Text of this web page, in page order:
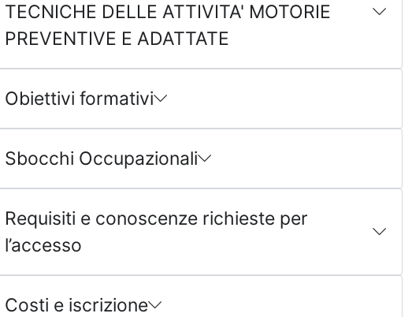
TECNICHE DELLE ATTIVITA' MOTORIE
PREVENTIVE E ADATTATE
Obiettivi formativi
Sbocchi Occupazionali
Requisiti e conoscenze richieste per
l’accesso
Costi e iscrizione